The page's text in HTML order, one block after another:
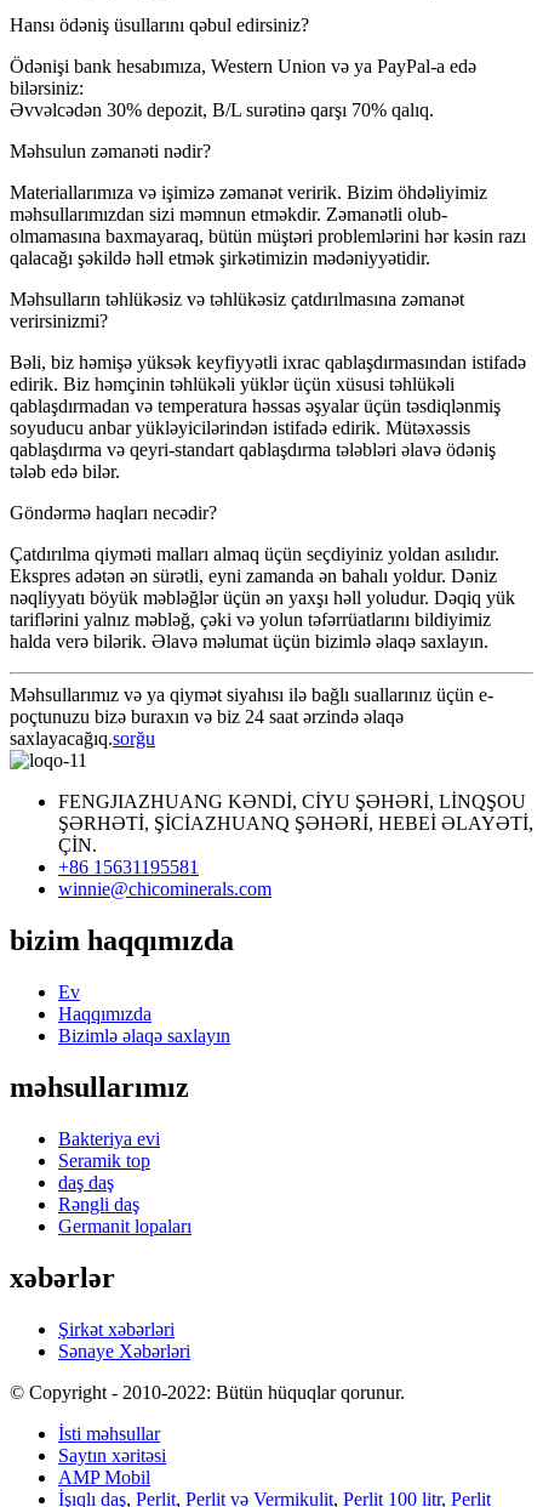
Hansı ödəniş üsullarını qəbul edirsiniz?
Ödənişi bank hesabımıza, Western Union və ya PayPal-a edə
bilərsiniz:
Əvvəlcədən 30% depozit, B/L surətinə qarşı 70% qalıq.
Məhsulun zəmanəti nədir?
Materiallarımıza və işimizə zəmanət veririk. Bizim öhdəliyimiz
məhsullarımızdan sizi məmnun etməkdir. Zəmanətli olub-
olmamasına baxmayaraq, bütün müştəri problemlərini hər kəsin razı
qalacağı şəkildə həll etmək şirkətimizin mədəniyyətidir.
Məhsulların təhlükəsiz və təhlükəsiz çatdırılmasına zəmanət
verirsinizmi?
Bəli, biz həmişə yüksək keyfiyyətli ixrac qablaşdırmasından istifadə
edirik. Biz həmçinin təhlükəli yüklər üçün xüsusi təhlükəli
qablaşdırmadan və temperatura həssas əşyalar üçün təsdiqlənmiş
soyuducu anbar yükləyicilərindən istifadə edirik. Mütəxəssis
qablaşdırma və qeyri-standart qablaşdırma tələbləri əlavə ödəniş
tələb edə bilər.
Göndərmə haqları necədir?
Çatdırılma qiyməti malları almaq üçün seçdiyiniz yoldan asılıdır.
Ekspres adətən ən sürətli, eyni zamanda ən bahalı yoldur. Dəniz
nəqliyyatı böyük məbləğlər üçün ən yaxşı həll yoludur. Dəqiq yük
tariflərini yalnız məbləğ, çəki və yolun təfərrüatlarını bildiyimiz
halda verə bilərik. Əlavə məlumat üçün bizimlə əlaqə saxlayın.
Məhsullarımız və ya qiymət siyahısı ilə bağlı suallarınız üçün e-
poçtunuzu bizə buraxın və biz 24 saat ərzində əlaqə
saxlayacağıq.sorğu
FENGJIAZHUANG KƏNDİ, CİYU ŞƏHƏRİ, LİNQŞOU
ŞƏRHƏTİ, ŞİCİAZHUANQ ŞƏHƏRİ, HEBEİ ƏLAYƏTİ,
ÇİN.
+86 15631195581
winnie@chicominerals.com
bizim haqqımızda
Ev
Haqqımızda
Bizimlə əlaqə saxlayın
məhsullarımız
Bakteriya evi
Seramik top
daş daş
Rəngli daş
Germanit lopaları
xəbərlər
Şirkət xəbərləri
Sənaye Xəbərləri
© Copyright - 2010-2022: Bütün hüquqlar qorunur.
İsti məhsullar
Saytın xəritəsi
AMP Mobil
İşıqlı daş, Perlit, Perlit və Vermikulit, Perlit 100 litr, Perlit